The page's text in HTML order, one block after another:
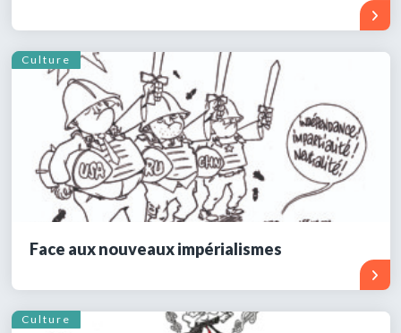
Culture
Face aux nouveaux impérialismes
Culture